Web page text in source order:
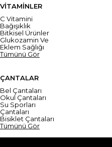
VİTAMİNLER
C Vitamini
Bağışıklık
Bitkisel Ürünler
Glukozamin Ve
Eklem Sağlığı
Tümünü Gör
ÇANTALAR
Bel Çantaları
Okul Çantaları
Su Sporları
Çantaları
Bisiklet Çantaları
Tümünü Gör